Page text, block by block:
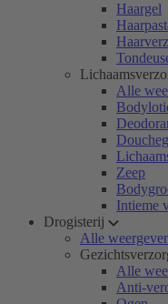
Haargel
Alle
Zeep
Intieme
Drogisterij
Alle
Alle
Anti-